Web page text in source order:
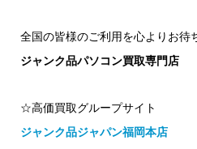
全国の皆様のご利用を心よりお待
ジャンク品パソコン買取専門店
☆高価買取グループサイト
ジャンク品ジャパン福岡本店